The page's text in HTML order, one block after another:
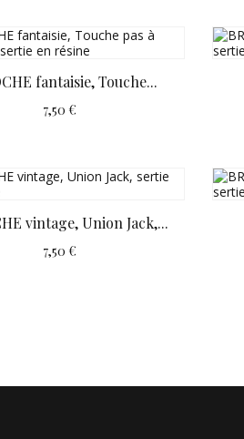
fantaisie, Touche...
7,50 €
vintage, Union Jack,...
7,50 €